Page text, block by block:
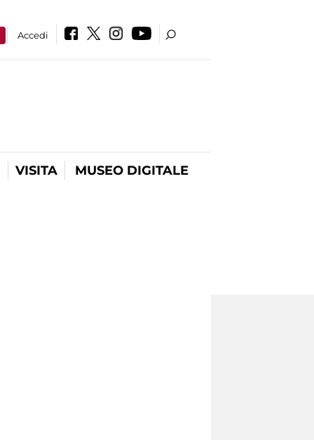
Accedi
VISITA MUSEO DIGITALE